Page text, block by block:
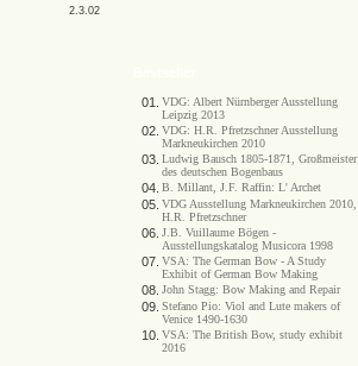
2.3.02
01.
VDG: Albert Nürnberger Ausstellung
Leipzig 2013
02. VDG: H.R. Pfretzschner Ausstellung
Markneukirchen 2010
03. Ludwig Bausch 1805-1871, Großmeister
des deutschen Bogenbaus
04. B. Millant, J.F. Raffin: L' Archet
05. VDG Ausstellung Markneukirchen 2010,
H.R. Pfretzschner
06. J.B. Vuillaume Bögen -
Ausstellungskatalog Musicora 1998
07. VSA: The German Bow - A Study
Exhibit of German Bow Making
08. John Stagg: Bow Making and Repair
09. Stefano Pio: Viol and Lute makers of
Venice 1490-1630
10. VSA: The British Bow, study exhibit
2016